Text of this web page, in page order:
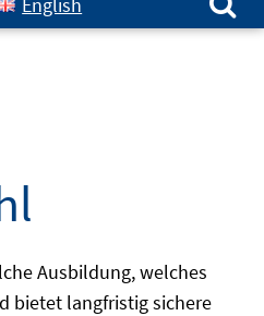
Ausbildung, welches
bietet langfristig sichere